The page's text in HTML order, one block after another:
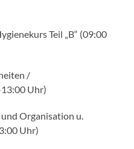
Teil „B“ (09:00
/
Uhr)
undOrganisation u.
Uhr)